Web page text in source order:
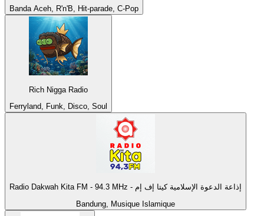
Banda Aceh, R'n'B, Hit-parade, C-Pop
Rich Nigga Radio
Ferryland, Funk, Disco, Soul
Radio Dakwah Kita FM - 94.3 MHz - إذاعة الدعوة الإسلامية كيتا إف إم
Bandung, Musique Islamique